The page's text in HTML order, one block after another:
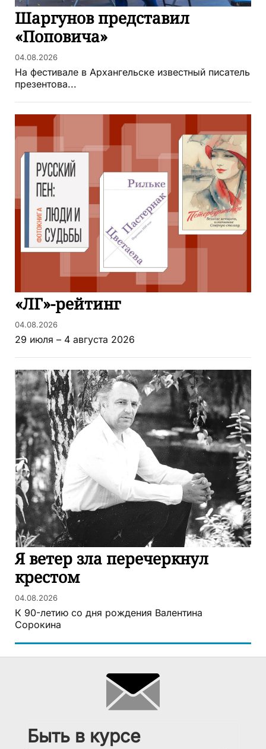
Шаргунов представил
«Поповича»
04.08.2026
На фестивале в Архангельске известный писатель
презентова...
«ЛГ»-рейтинг
04.08.2026
29 июля – 4 августа 2026
Я ветер зла перечеркнул
крестом
04.08.2026
К 90-летию со дня рождения Валентина
Сорокина
Быть в курсе